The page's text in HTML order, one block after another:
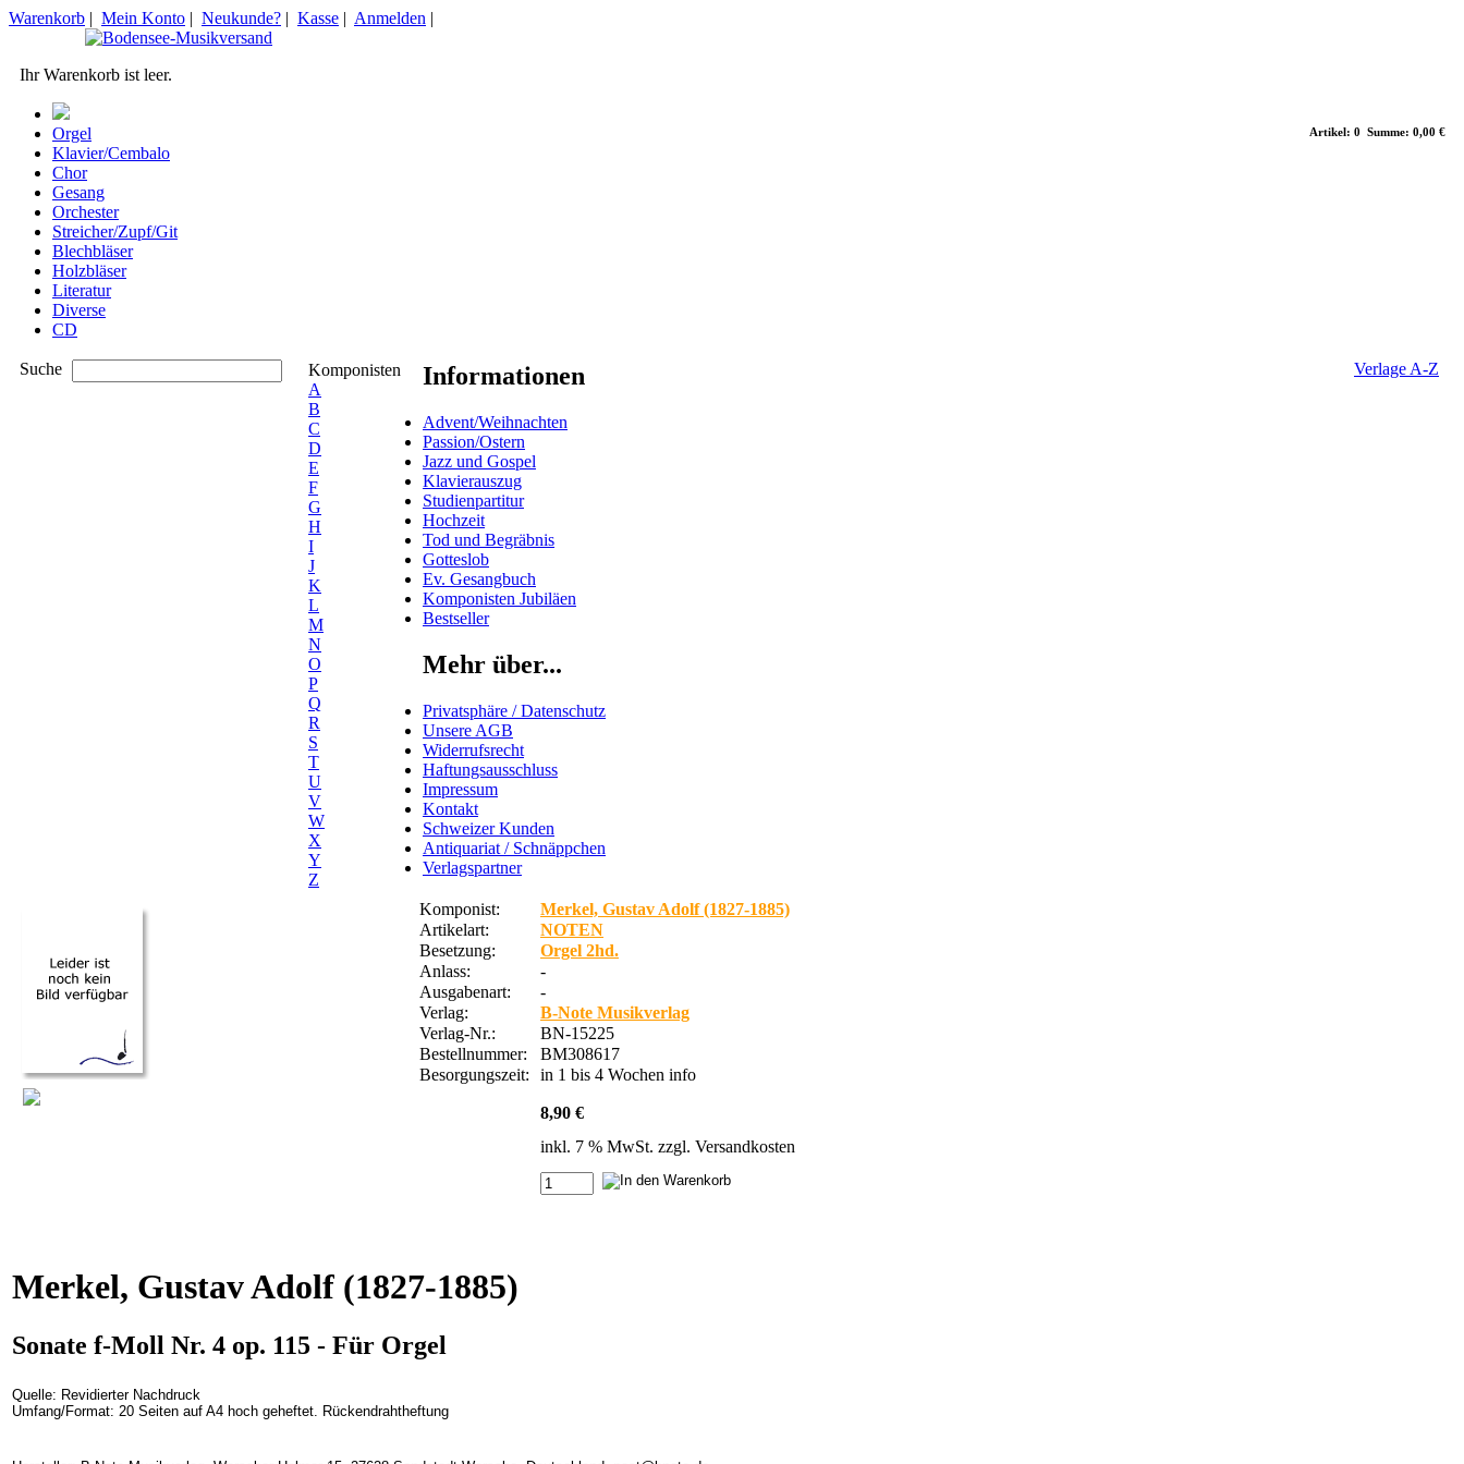
Artikel: 0 Summe: 0,00 €
Warenkorb | Mein Konto | Neukunde? | Kasse | Anmelden |
Ihr Warenkorb ist leer.
Orgel
Klavier/Cembalo
Chor
Gesang
Orchester
Streicher/Zupf/Git
Blechbläser
Holzbläser
Literatur
Diverse
CD
Suche
Komponisten
A
B
C
D
E
F
G
H
I
J
K
L
M
N
O
P
Q
R
S
T
U
V
W
X
Y
Z
Verlage A-Z
Informationen
Advent/Weihnachten
Passion/Ostern
Jazz und Gospel
Klavierauszug
Studienpartitur
Hochzeit
Tod und Begräbnis
Gotteslob
Ev. Gesangbuch
Komponisten Jubiläen
Bestseller
Mehr über...
Privatsphäre / Datenschutz
Unsere AGB
Widerrufsrecht
Haftungsausschluss
Impressum
Kontakt
Schweizer Kunden
Antiquariat / Schnäppchen
Verlagspartner
Komponist:
Merkel, Gustav Adolf (1827-1885)
Artikelart:
NOTEN
Besetzung:
Orgel 2hd.
Anlass:
-
Ausgabenart:
-
Verlag:
B-Note Musikverlag
Verlag-Nr.:
BN-15225
Bestellnummer:
BM308617
Besorgungszeit:
in 1 bis 4 Wochen info
8,90 €
inkl. 7 % MwSt. zzgl. Versandkosten
Merkel, Gustav Adolf (1827-1885)
Sonate f-Moll Nr. 4 op. 115 - Für Orgel
Quelle: Revidierter Nachdruck
Umfang/Format: 20 Seiten auf A4 hoch geheftet. Rückendrahtheftung